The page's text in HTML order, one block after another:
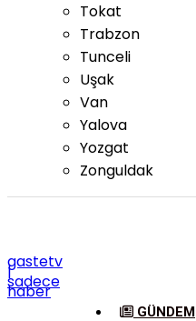
Tokat
Trabzon
Tunceli
Uşak
Van
Yalova
Yozgat
Zonguldak
gastetv
|
sadece
haber
GÜNDEM